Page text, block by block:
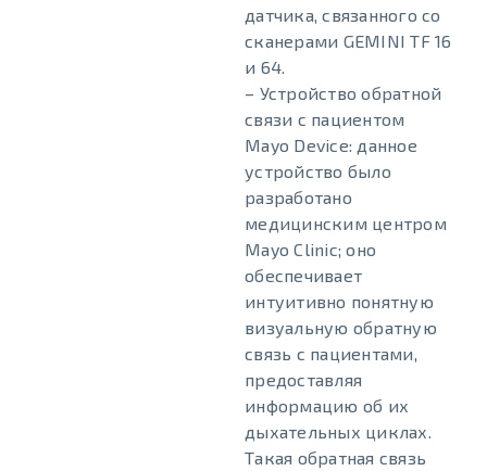
датчика, связанного со
сканерами GEMINI TF 16
и 64.
– Устройство обратной
связи с пациентом
Mayo Device: данное
устройство было
разработано
медицинским центром
Mayo Clinic; оно
обеспечивает
интуитивно понятную
визуальную обратную
связь с пациентами,
предоставляя
информацию об их
дыхательных циклах.
Такая обратная связь